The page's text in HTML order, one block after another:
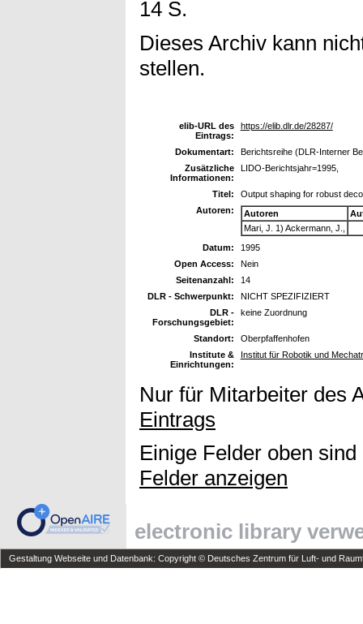
14 S.
Dieses Archiv kann
stellen.
elib-URL des
Eintrags:
https://elib.dlr.de/28287/
Dokumentart:
Berichtsreihe (DLR-Interner
Zusätzliche
Informationen:
LIDO-Berichtsjahr=1995,
Titel:
Output shaping for robust
Autoren:
Autoren
Mari, J. 1) Ackermann, J.,
Datum:
1995
Open Access:
Nein
Seitenanzahl:
14
DLR - Schwerpunkt:
NICHT SPEZIFIZIERT
DLR -
Forschungsgebiet:
keine Zuordnung
Standort:
Oberpfaffenhofen
Institute &
Einrichtungen:
Institut für Robotik und
Nur für Mitarbeiter des
Eintrags
Einige Felder oben
Felder anzeigen
electronic library
Gestaltung Webseite und Datenbank: Copyright © Deutsches Zentrum für Luft- und